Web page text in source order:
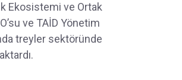
Ekosistemi ve Ortak
ve TAİD Yönetim
treyler sektöründe